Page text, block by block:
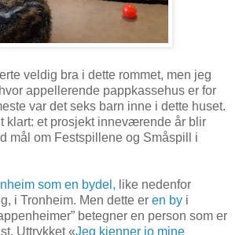
veldig bra i dette rommet, men jeg
appellerende pappkassehus er for
var det seks barn inne i dette huset.
klart: et prosjekt inneværende år blir
mål om Festspillene og Småspill i
som en bydel, like nedenfor
i Tronheim. Men dette er en by i
betegner en person som er
Uttrykket «Jeg kjenner jo mine